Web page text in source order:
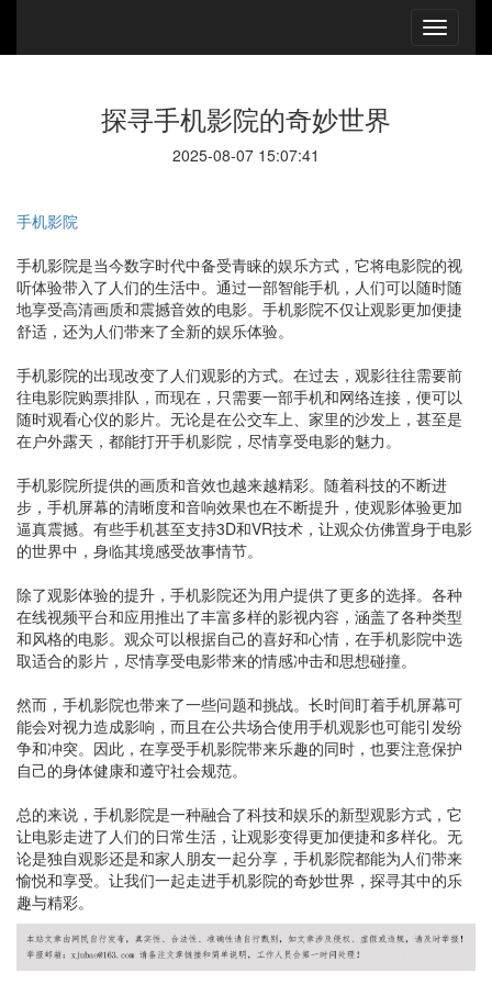
探寻手机影院的奇妙世界
2025-08-07 15:07:41
手机影院
手机影院是当今数字时代中备受青睐的娱乐方式，它将电影院的视
听体验带入了人们的生活中。通过一部智能手机，人们可以随时随
地享受高清画质和震撼音效的电影。手机影院不仅让观影更加便捷
舒适，还为人们带来了全新的娱乐体验。
手机影院的出现改变了人们观影的方式。在过去，观影往往需要前
往电影院购票排队，而现在，只需要一部手机和网络连接，便可以
随时观看心仪的影片。无论是在公交车上、家里的沙发上，甚至是
在户外露天，都能打开手机影院，尽情享受电影的魅力。
手机影院所提供的画质和音效也越来越精彩。随着科技的不断进
步，手机屏幕的清晰度和音响效果也在不断提升，使观影体验更加
逼真震撼。有些手机甚至支持3D和VR技术，让观众仿佛置身于电影
的世界中，身临其境感受故事情节。
除了观影体验的提升，手机影院还为用户提供了更多的选择。各种
在线视频平台和应用推出了丰富多样的影视内容，涵盖了各种类型
和风格的电影。观众可以根据自己的喜好和心情，在手机影院中选
取适合的影片，尽情享受电影带来的情感冲击和思想碰撞。
然而，手机影院也带来了一些问题和挑战。长时间盯着手机屏幕可
能会对视力造成影响，而且在公共场合使用手机观影也可能引发纷
争和冲突。因此，在享受手机影院带来乐趣的同时，也要注意保护
自己的身体健康和遵守社会规范。
总的来说，手机影院是一种融合了科技和娱乐的新型观影方式，它
让电影走进了人们的日常生活，让观影变得更加便捷和多样化。无
论是独自观影还是和家人朋友一起分享，手机影院都能为人们带来
愉悦和享受。让我们一起走进手机影院的奇妙世界，探寻其中的乐
趣与精彩。